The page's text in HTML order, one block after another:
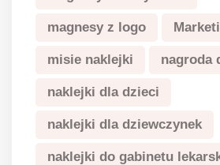
magnesy z logo
misie naklejki nagroda
naklejki dla dzieci
naklejki dla dziewczynek
naklejki do gabinetu